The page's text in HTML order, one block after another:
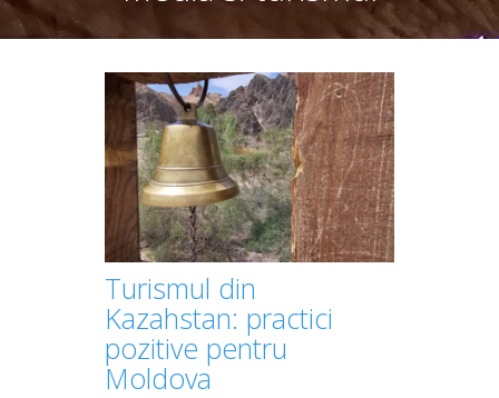
Turismul din
Kazahstan: practici
pozitive pentru
Moldova